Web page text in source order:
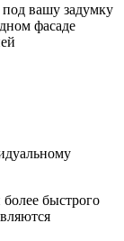
вашу задумку
фасаде
быстрого